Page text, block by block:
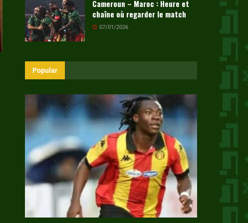
Cameroun – Maroc : Heure et
chaîne où regarder le match
07/01/2026
Popular